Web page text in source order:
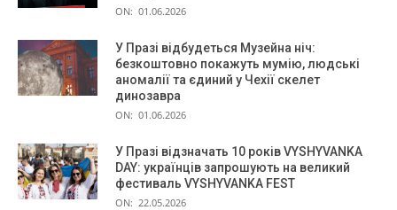
ON: 01.06.2026
У Празі відбудеться Музейна ніч:
безкоштовно покажуть мумію, людські
аномалії та єдиний у Чехії скелет
динозавра
ON: 01.06.2026
У Празі відзначать 10 років VYSHYVANKA
DAY: українців запрошують на великий
фестиваль VYSHYVANKA FEST
ON: 22.05.2026